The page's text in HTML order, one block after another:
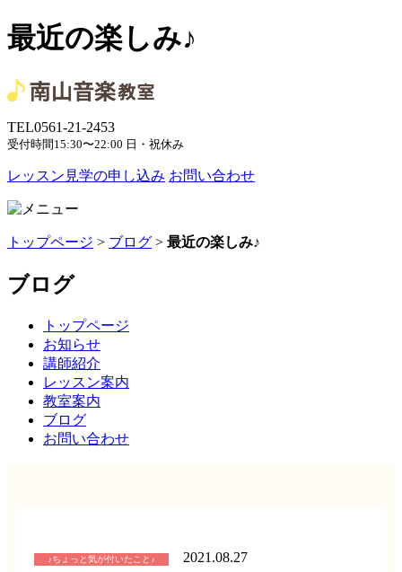
最近の楽しみ♪
TEL0561-21-2453
受付時間 15:30〜22:00 日・祝休み
レッスン見学の申し込み お問い合わせ
トップページ > ブログ > 最近の楽しみ♪
ブログ
トップページ
お知らせ
講師紹介
レッスン案内
教室案内
ブログ
お問い合わせ
♪ちょっと気が付いたこと♪ 2021.08.27